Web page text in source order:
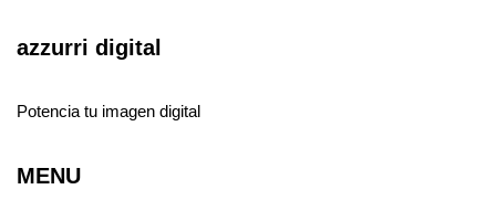
azzurri digital
Potencia tu imagen digital
MENU